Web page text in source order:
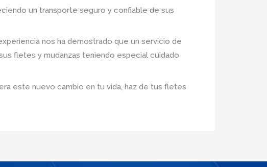
un transporte seguro y confiable de sus
nos ha demostrado que un servicio de
fletes y mudanzas teniendo especial cuidado
este nuevo cambio en tu vida, haz de tus fletes